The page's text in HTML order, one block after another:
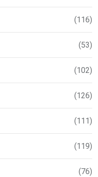
(116)
(53)
(102)
(126)
(111)
(119)
(76)